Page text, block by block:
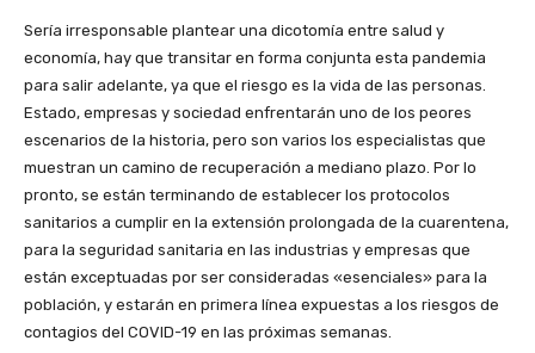
Sería irresponsable plantear una dicotomía entre salud y
economía, hay que transitar en forma conjunta esta pandemia
para salir adelante, ya que el riesgo es la vida de las personas.
Estado, empresas y sociedad enfrentarán uno de los peores
escenarios de la historia, pero son varios los especialistas que
muestran un camino de recuperación a mediano plazo. Por lo
pronto, se están terminando de establecer los protocolos
sanitarios a cumplir en la extensión prolongada de la cuarentena,
para la seguridad sanitaria en las industrias y empresas que
están exceptuadas por ser consideradas «esenciales» para la
población, y estarán en primera línea expuestas a los riesgos de
contagios del COVID-19 en las próximas semanas.